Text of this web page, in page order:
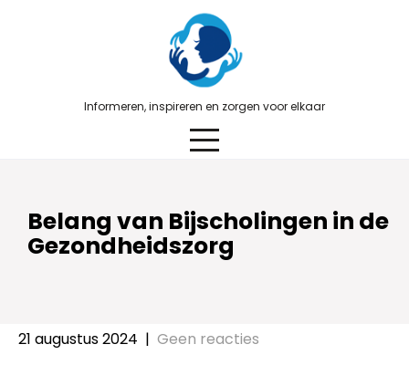
Informeren, inspireren en zorgen voor elkaar
Belang van Bijscholingen in de
Gezondheidszorg
21 augustus 2024 | Geen reacties